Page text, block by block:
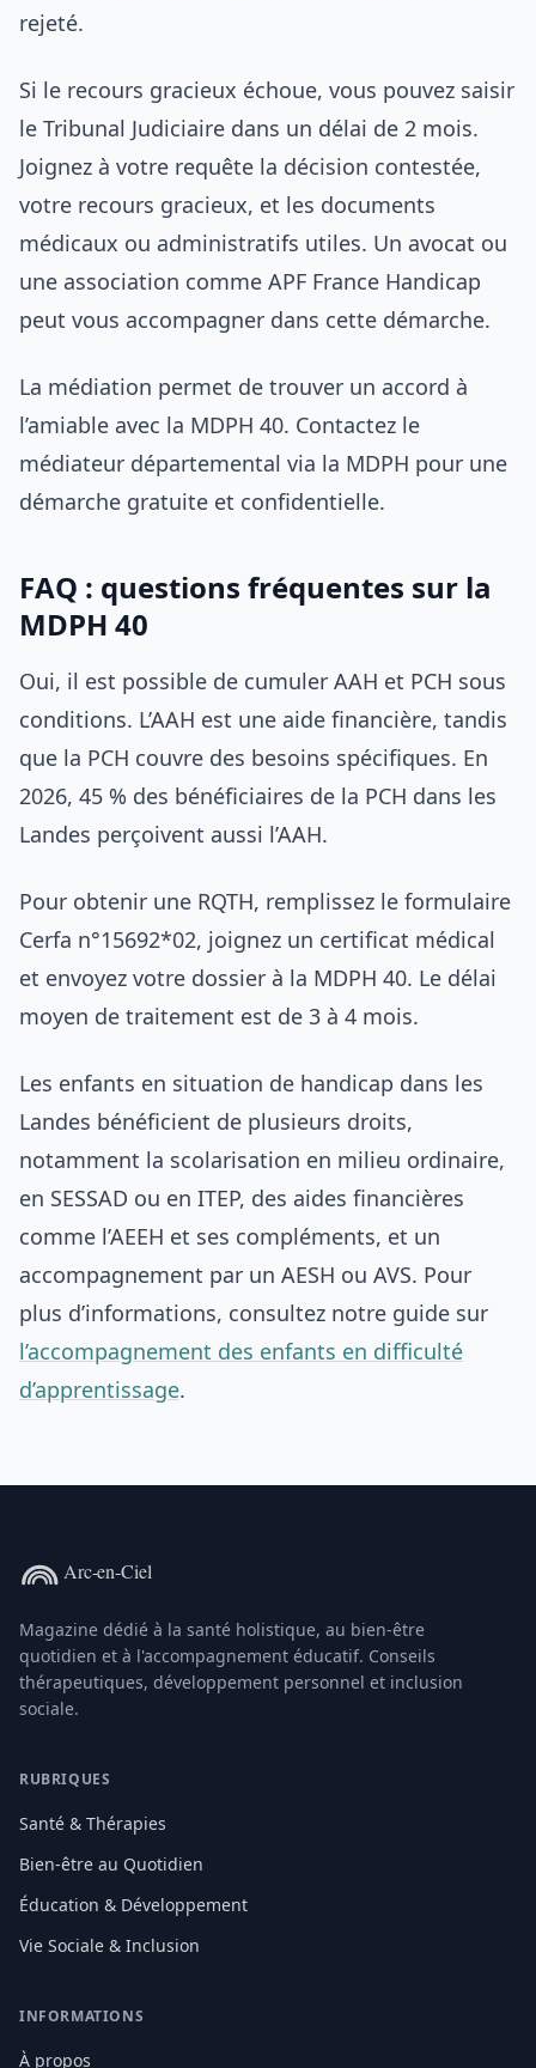
rejeté.
Si le recours gracieux échoue, vous pouvez saisir
le Tribunal Judiciaire dans un délai de 2 mois.
Joignez à votre requête la décision contestée,
votre recours gracieux, et les documents
médicaux ou administratifs utiles. Un avocat ou
une association comme APF France Handicap
peut vous accompagner dans cette démarche.
La médiation permet de trouver un accord à
l’amiable avec la MDPH 40. Contactez le
médiateur départemental via la MDPH pour une
démarche gratuite et confidentielle.
FAQ : questions fréquentes sur la
MDPH 40
Oui, il est possible de cumuler AAH et PCH sous
conditions. L’AAH est une aide financière, tandis
que la PCH couvre des besoins spécifiques. En
2026, 45 % des bénéficiaires de la PCH dans les
Landes perçoivent aussi l’AAH.
Pour obtenir une RQTH, remplissez le formulaire
Cerfa n°15692*02, joignez un certificat médical
et envoyez votre dossier à la MDPH 40. Le délai
moyen de traitement est de 3 à 4 mois.
Les enfants en situation de handicap dans les
Landes bénéficient de plusieurs droits,
notamment la scolarisation en milieu ordinaire,
en SESSAD ou en ITEP, des aides financières
comme l’AEEH et ses compléments, et un
accompagnement par un AESH ou AVS. Pour
plus d’informations, consultez notre guide sur
l’accompagnement des enfants en difficulté
d’apprentissage.
Magazine dédié à la santé holistique, au bien-être
quotidien et à l'accompagnement éducatif. Conseils
thérapeutiques, développement personnel et inclusion
sociale.
RUBRIQUES
Santé & Thérapies
Bien-être au Quotidien
Éducation & Développement
Vie Sociale & Inclusion
INFORMATIONS
À propos